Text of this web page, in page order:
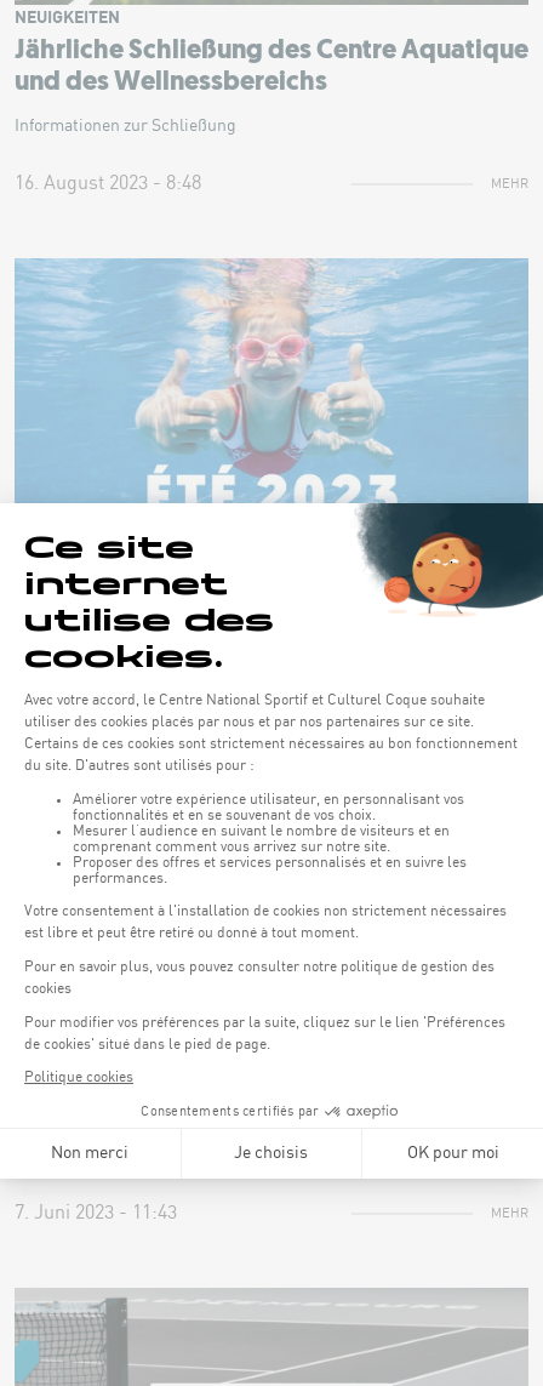
Jährliche Schließung des Centre Aquatique
und des Wellnessbereichs
NEUIGKEITEN
Informationen zur Schließung
16. August 2023 - 8:48 MEHR
Schwimmkurse für den Sommer!
CENTRE AQUATIQUE
20. Juni 2023 - 13:51
Kletter Kurs in den Sommerferien
KLETTERWAND
Beginn der Anmeldung für die Kletterkurse in den Sommerferien!
7. Juni 2023 - 11:43 MEHR